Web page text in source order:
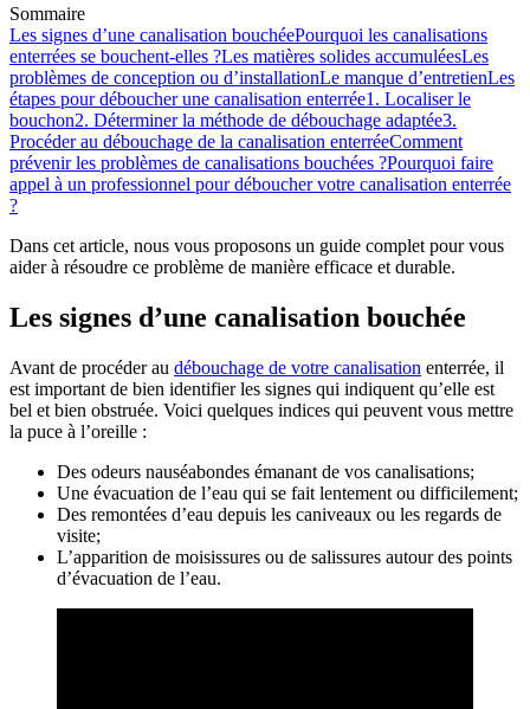
Sommaire
Les signes d’une canalisation bouchéePourquoi les canalisations
enterrées se bouchent-elles ?Les matières solides accumuléesLes
problèmes de conception ou d’installationLe manque d’entretienLes
étapes pour déboucher une canalisation enterrée1. Localiser le
bouchon2. Déterminer la méthode de débouchage adaptée3.
Procéder au débouchage de la canalisation enterréeComment
prévenir les problèmes de canalisations bouchées ?Pourquoi faire
appel à un professionnel pour déboucher votre canalisation enterrée
?
Dans cet article, nous vous proposons un guide complet pour vous
aider à résoudre ce problème de manière efficace et durable.
Les signes d’une canalisation bouchée
Avant de procéder au débouchage de votre canalisation enterrée, il
est important de bien identifier les signes qui indiquent qu’elle est
bel et bien obstruée. Voici quelques indices qui peuvent vous mettre
la puce à l’oreille :
Des odeurs nauséabondes émanant de vos canalisations;
Une évacuation de l’eau qui se fait lentement ou difficilement;
Des remontées d’eau depuis les caniveaux ou les regards de
visite;
L’apparition de moisissures ou de salissures autour des points
d’évacuation de l’eau.